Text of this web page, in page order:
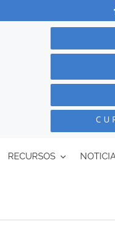
RECURSOS